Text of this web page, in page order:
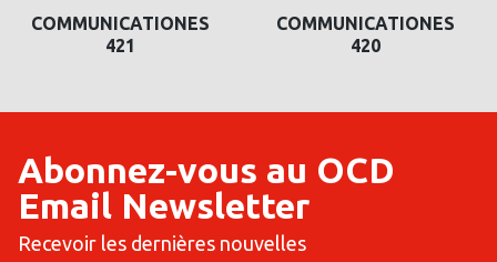
COMMUNICATIONES
420
COMMUNICATIONES
419
Abonnez-vous au OCD
Email Newsletter
Recevoir les dernières nouvelles